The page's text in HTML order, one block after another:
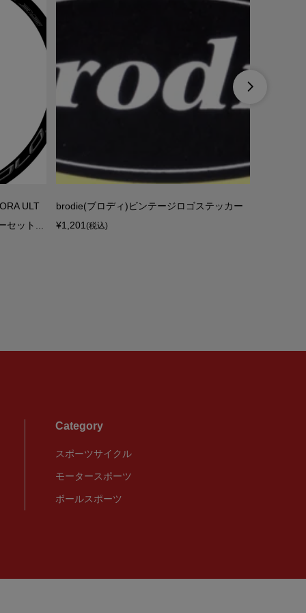
ULT
セット...
brodie(ブロディ)ビンテージロゴステッカー
¥1,201(税込)

Category
スポーツサイクル
モータースポーツ
ボールスポーツ